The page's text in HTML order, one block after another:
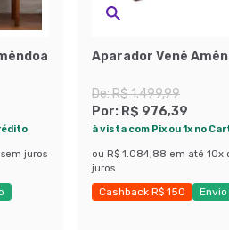
sem juros
Aparador Venê
De:R$ 1.499,99
Por: R$ 976,39
à vista com Pix ou 1x no
ou R$ 1.084,88 em até 10x
juros
Cashback R$ 150